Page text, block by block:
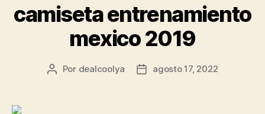
camiseta entrenamiento
mexico 2019
Autor
Por dealcoolya
Fechaagosto 17, 2022